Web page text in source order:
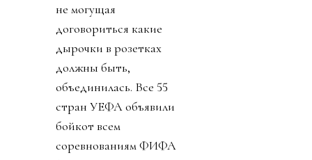
не могущая
договориться какие
дырочки в розетках
должны быть,
объединилась. Все 55
стран УЕФА объявили
бойкот всем
соревнованиям ФИФА